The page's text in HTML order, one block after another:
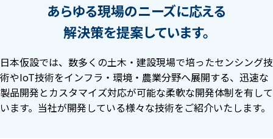
あらゆる現場のニーズに応える
解決策を提案しています。
日本仮設では、数多くの土木・建設現場で培ったセンシング技
術やIoT技術をインフラ・環境・農業分野へ展開する、迅速な
製品開発とカスタマイズ対応が可能な柔軟な開発体制を有して
います。当社が開発している様々な技術をご紹介いたします。